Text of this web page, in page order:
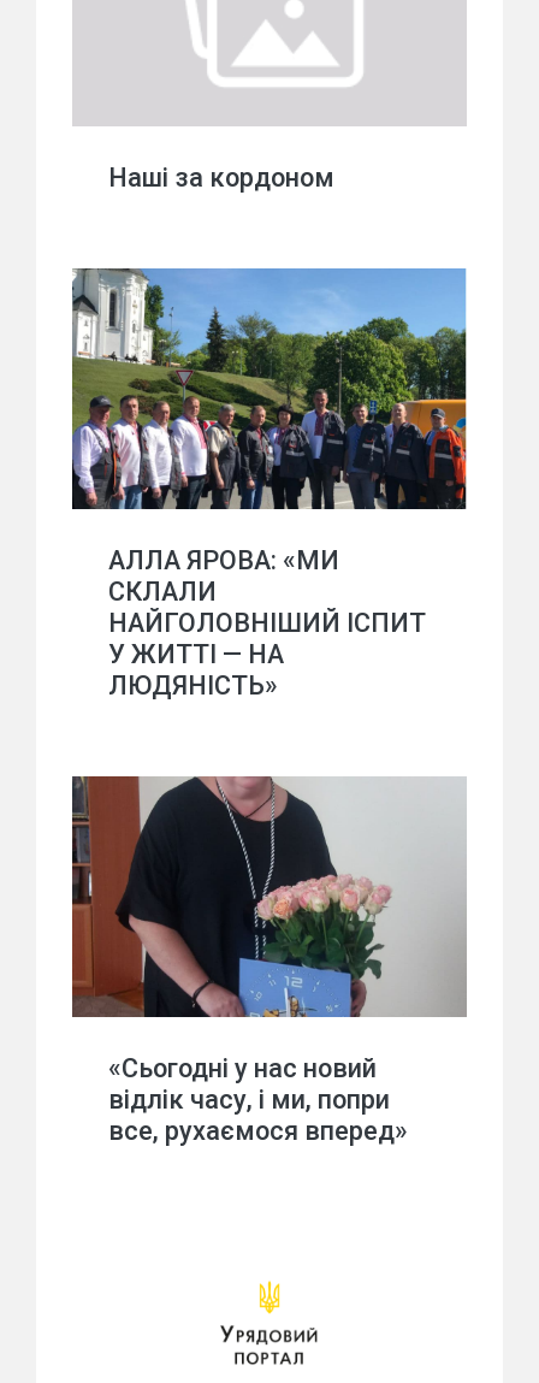
Наші за кордоном
АЛЛА ЯРОВА: «МИ
СКЛАЛИ
НАЙГОЛОВНІШИЙ ІСПИТ
У ЖИТТІ — НА
ЛЮДЯНІСТЬ»
«Сьогодні у нас новий
відлік часу, і ми, попри
все, рухаємося вперед»